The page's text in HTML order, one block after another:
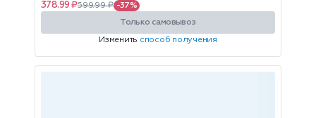
378.99 ₽599.99 ₽ -37%
Только самовывоз
Изменить способ получения